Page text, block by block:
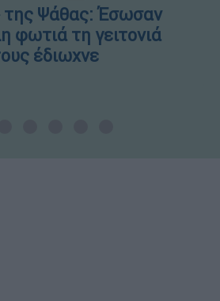
της Ψάθας: Έσωσαν
φωτιά τη γειτονιά
έδιωχνε